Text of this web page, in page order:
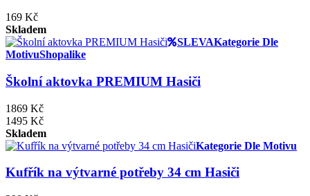
169 Kč
Skladem
SLEVAKategorie Dle
MotivuShopalike
Školní aktovka PREMIUM Hasiči
1869 Kč
1495 Kč
Skladem
Kategorie Dle Motivu
Kufřík na výtvarné potřeby 34 cm Hasiči